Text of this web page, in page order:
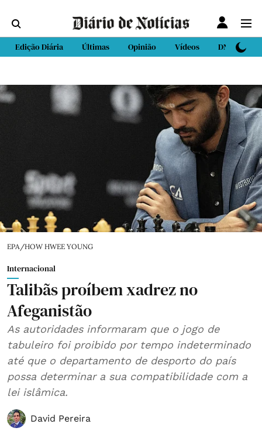
Edição Diária Últimas Opinião Vídeos DN Sport
EPA/HOW HWEE YOUNG
Internacional
Talibãs proíbem xadrez no
Afeganistão
As autoridades informaram que o jogo de
tabuleiro foi proibido por tempo indeterminado
até que o departamento de desporto do país
possa determinar a sua compatibilidade com a
lei islâmica.
David Pereira